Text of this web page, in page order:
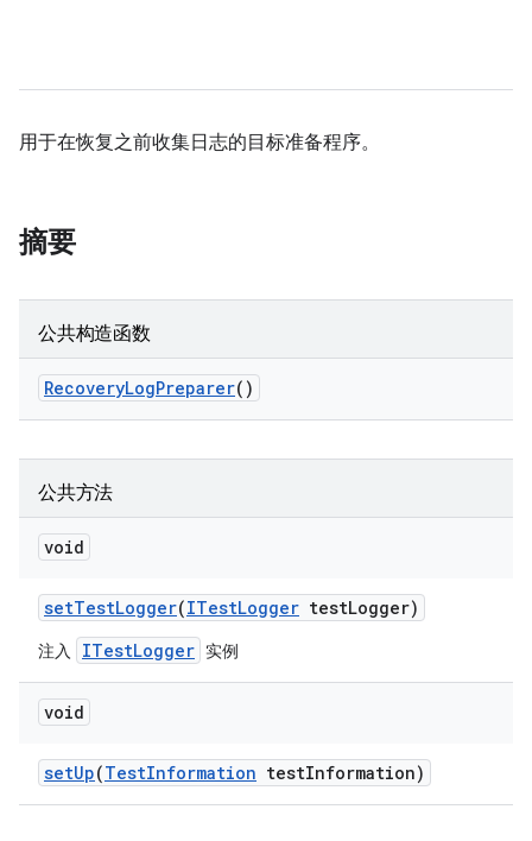
用于在恢复之前收集日志的目标准备程序。
摘要
公共构造函数
RecoveryLogPreparer()
公共方法
void
setTestLogger(ITestLogger testLogger)
注入 ITestLogger 实例
void
setUp(TestInformation testInformation)